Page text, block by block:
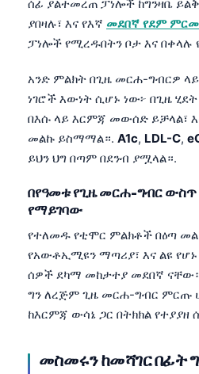
ሰፊ ያልተመረጠ ፓነሎች ከግንዛቤ
ያበዛሉ፣ እና የእኛ መደበኛ የደም
ፓነሎች የሚረዱበትን ቦታ እና በቀላሉ
አንድ ምልክት በጊዜ መርሐ-ግብርዎ
ነገሮች እውነት ሲሆኑ ነው፦ በጊዜ
በእሱ ላይ እርምጃ መውሰድ ይቻላል፣
መልኩ ይስማማል።. A1c, LDL-C,
ይህን ህግ በጣም በደንብ ያሟላል።.
በየዓመቱ የጊዜ መርሐ-ግብር ውስጥ
የማይገባው
የተለመዱ የቲሞር ምልክቶች በዕጣ
የአውቶኢሚዩን ማጣሪያ፣ እና ልዩ
ሰዎች ደካማ መከታተያ መደበኛ
ግን ለረጅም ጊዜ መርሐ-ግብር ምርጡ
ከእርምጃ ውሳኔ ጋር በትክክል የተያያዘ
መስመሩን ከመሻገር በፊት